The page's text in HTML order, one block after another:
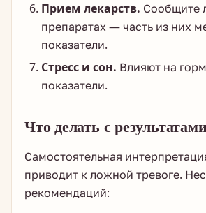
Прием лекарств. Сообщите
препаратах — часть из них
показатели.
Стресс и сон. Влияют на
показатели.
Что делать с результатами
Самостоятельная
приводит к ложной тревоге.
рекомендаций: